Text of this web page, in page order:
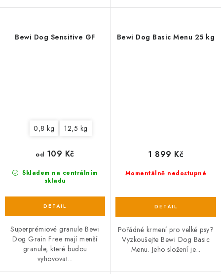
Bewi Dog Sensitive GF
0,8 kg 12,5 kg
Skladem na centrálním
skladu
od 109 Kč
Superprémiové granule Bewi
Dog Grain Free mají menší
granule, které budou
vyhovovat...
Bewi Dog Basic Menu 25 kg
Momentálně nedostupné
1 899 Kč
Pořádné krmení pro velké psy?
Vyzkoušejte Bewi Dog Basic
Menu. Jeho složení je...